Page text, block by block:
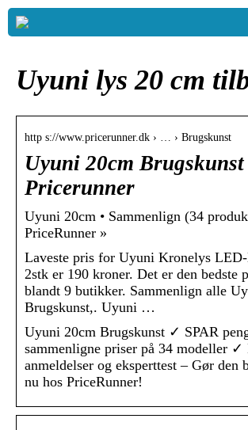
Uyuni lys 20 cm
http s://www.pricerunner.dk › … › Brugskunst
Uyuni 20cm Brugskunst
Pricerunner
Uyuni 20cm • Sammenlign (34
PriceRunner »
Laveste pris for Uyuni Kronelys
2stk er 190 kroner. Det er den bedste
blandt 9 butikker. Sammenlign alle
Brugskunst,. Uyuni …
Uyuni 20cm Brugskunst ✓ SPAR
sammenligne priser på 34 modeller
anmeldelser og eksperttest – Gør den
nu hos PriceRunner!